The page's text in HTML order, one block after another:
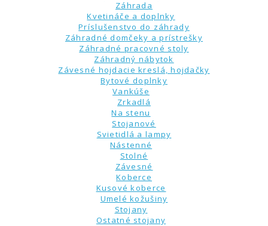
Záhrada
Kvetináče a doplnky
Príslušenstvo do záhrady
Záhradné domčeky a prístrešky
Záhradné pracovné stoly
Záhradný nábytok
Závesné hojdacie kreslá, hojdačky
Bytové doplnky
Vankúše
Zrkadlá
Na stenu
Stojanové
Svietidlá a lampy
Nástenné
Stolné
Závesné
Koberce
Kusové koberce
Umelé kožušiny
Stojany
Ostatné stojany